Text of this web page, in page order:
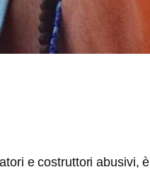
e costruttori abusivi,